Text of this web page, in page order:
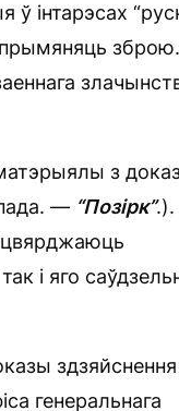
інтарэсах
прымяняць
з
— “Позірк”
і яго
здзяйснення
генеральнага